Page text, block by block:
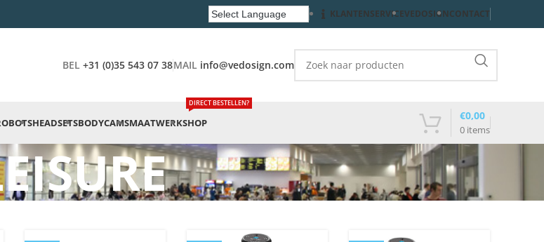
KLANTENSERVICEVEDOSIGNCONTACT
BEL +31 (0)35 543 07 38MAIL info@vedosign.com
HEADSETSBODYCAMSMAATWERKSHOP
DIRECT BESTELLEN?
0 items
€0,00